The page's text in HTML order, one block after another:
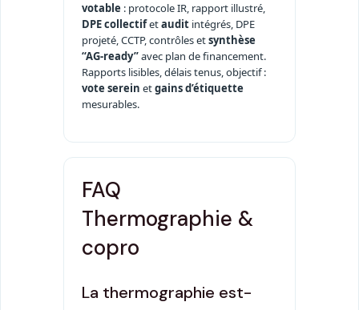
votable : protocole IR, rapport illustré,
DPE collectifetaudit intégrés, DPE
projeté, CCTP, contrôles etsynthèse
“AG-ready”avec plan de financement.
Rapports lisibles, délais tenus, objectif :
vote serein etgains d’étiquette
mesurables.
FAQ
Thermographie &
copro
La thermographie est-